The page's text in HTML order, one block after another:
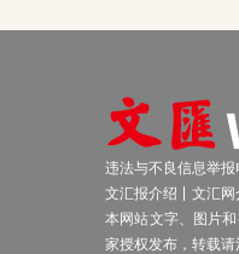
违法与不良信息举
文汇报介绍
文汇网
本网站文字、图片
家授权发布，转载请